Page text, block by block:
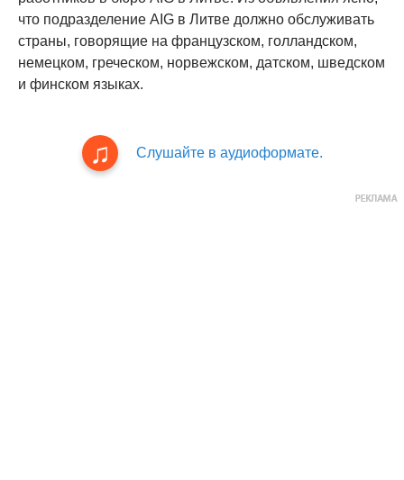
что подразделение AIG в Литве должно обслуживать
страны, говорящие на французском, голландском,
немецком, греческом, норвежском, датском, шведском
и финском языках.
Слушайте в аудиоформате.